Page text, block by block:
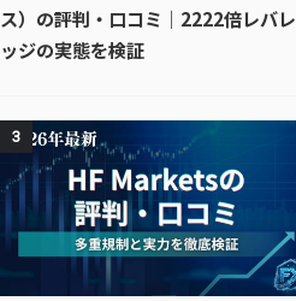
ス）の評判・口コミ｜2222倍レバレ
ッジの実態を検証
3